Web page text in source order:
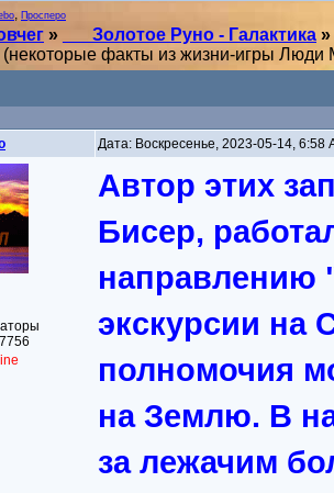
, Просперо
» ___Золотое Руно - Галактика »
(некоторые факты из жизни-игры Люди
Дата: Воскресенье, 2023-05-14,
7756
Автор этих
Бисер,
направлению
экскурсии на
полномочия
на Землю. В
за лежачим